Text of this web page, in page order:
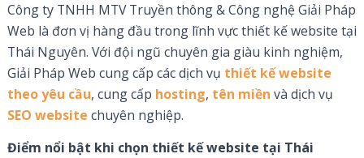
Công ty TNHH MTV Truyền thông & Công nghệ Giải Pháp
Web là đơn vị hàng đầu trong lĩnh vực thiết kế website tại
Thái Nguyên. Với đội ngũ chuyên gia giàu kinh nghiệm,
Giải Pháp Web cung cấp các dịch vụ thiết kế website
theo yêu cầu, cung cấp hosting, tên miền và dịch vụ
SEO website chuyên nghiệp.
Điểm nổi bật khi chọn thiết kế website tại Thái